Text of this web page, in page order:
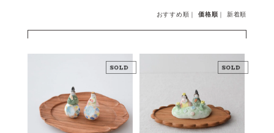
ログイン
お問い合わせ
おすすめ順 ｜価格順 ｜ 新着順